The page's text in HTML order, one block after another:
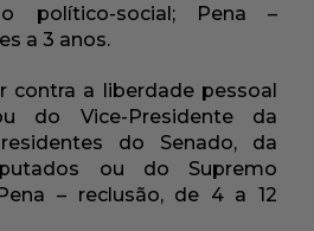
político-social; Pena –
a 3 anos.
a liberdade pessoal
do Vice-Presidente da
do Senado, da
ou do Supremo
– reclusão, de 4 a 12